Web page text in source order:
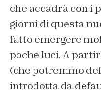
che accadrà con i
giorni di questa
fatto emergere
poche luci. A
(che potremmo
introdotta da